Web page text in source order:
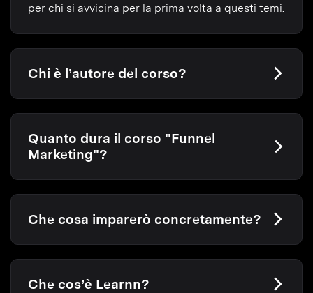
per chi si avvicina per la prima volta a questi temi.
Chi è l’autore del corso?
Quanto dura il corso "Funnel
Marketing"?
Che cosa imparerò concretamente?
Che cos’è Learnn?